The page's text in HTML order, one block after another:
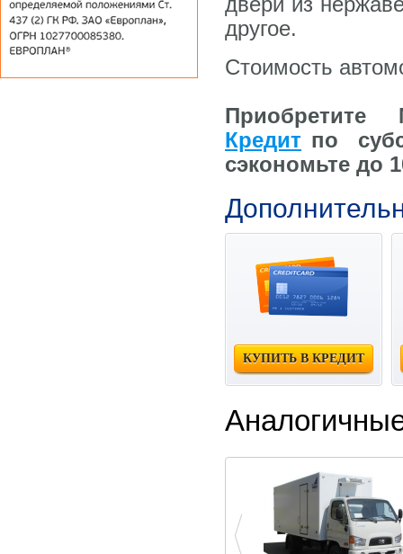
двери из
другое.
Стоимость
Приобретите
Кредит по
сэкономьте до
КУПИТЬ В КРЕДИТ